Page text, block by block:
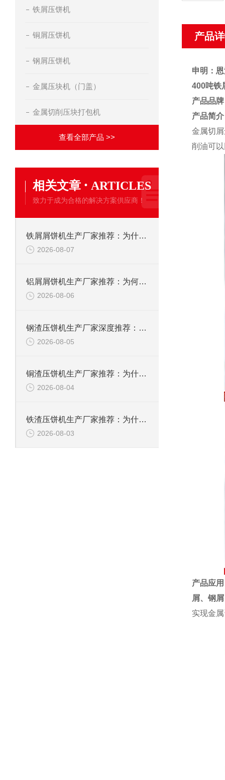
铁屑压饼机
铜屑压饼机
钢屑压饼机
金属压块机（门盖）
金属切削压块打包机
查看全部产品 >>
相关文章 · ARTICLES
致力于成为合格的解决方案供应商！
铁屑屑饼机生产厂家推荐：为什么恩派特是您的优选伙伴
2026-08-07
铝屑屑饼机生产厂家推荐：为何恩派特成为金属回收行业的“隐形优选”？
2026-08-06
钢渣压饼机生产厂家深度推荐：为何恩派特成为高净值产线的优选
2026-08-05
铜渣压饼机生产厂家推荐：为什么恩派特成为众多企业的信赖？
2026-08-04
铁渣压饼机生产厂家推荐：为什么恩派特成为众多企业的优选？
2026-08-03
产品
申明：
400吨铁
产品品
产品简
金属切
削油可
产品应
屑、 钢屑
实现金